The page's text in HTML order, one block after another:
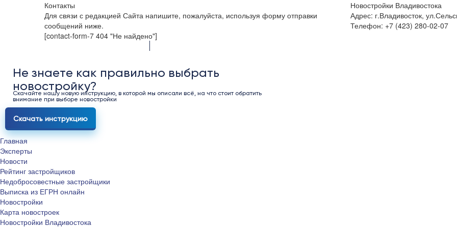
Контакты
Для связи с редакцией Сайта напишите, пожалуйста, используя форму отправки
сообщений ниже.
[contact-form-7 404 "Не найдено"]
Новостройки Владивостока
Адрес: г.Владивосток,
Телефон: +7 (423) 280-02-07
Не знаете как правильно выбрать
новостройку?
Скачайте нашу новую инструкцию, в которой мы описали всё, на что стоит обратить
внимание при выборе новостройки
Скачать инструкцию
Главная
Эксперты
Новости
Рейтинг застройщиков
Недобросовестные застройщики
Выписка из ЕГРН онлайн
Новостройки
Карта новостроек
Новостройки Владивостока